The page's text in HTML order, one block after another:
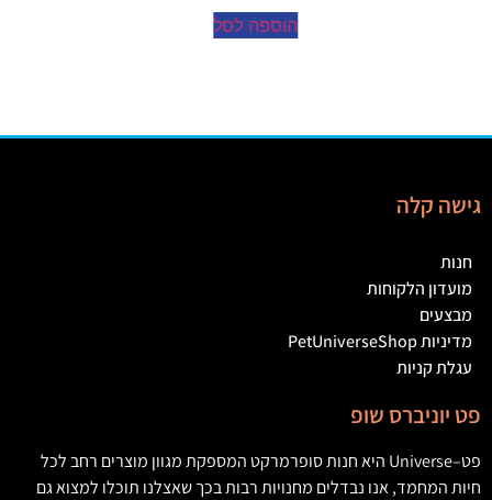
הוספה לסל
גישה קלה
חנות
מועדון הלקוחות
מבצעים
מדיניות PetUniverseShop
עגלת קניות
פט יוניברס שופ
פט–
Universe היא חנות סופרמרקט המספקת מגוון מוצרים רחב לכל
חיות המחמד,אנו נבדלים מחנויות רבות בכך שאצלנו תוכלו למצוא גם